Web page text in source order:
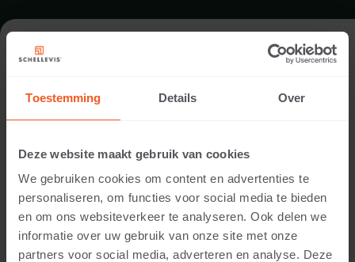
Toestemming Details Over
Deze website maakt gebruik van cookies
We gebruiken cookies om content en advertenties te
personaliseren, om functies voor social media te bieden
en om ons websiteverkeer te analyseren. Ook delen we
informatie over uw gebruik van onze site met onze
partners voor social media, adverteren en analyse. Deze
FORMAAT - GROOTFORMAAT TEGEL
ASSORTIMENT GROOTFORMAAT TEGELS